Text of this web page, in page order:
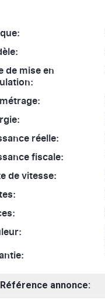
de mise en
réelle:
fiscale:
de vitesse:
Référence annonce: